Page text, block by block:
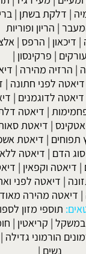
בשתן|בריאות
הריון ופוריות
|הרפס |אלצהיימר
|פרקינסון|
מהירה |דיאטה
חתונה |דיאטה
|דיאטה
|דיאטה דלת
|דיאטת סאות' ביץ'
|דיאטת אשכוליות
| דיאטה ללא גלוטן
וקפאין |דיאטה
דיאטה לפני ואחרי|
מהירה מאוד|
מזון לספורטאים
|קריאטין|חומצות
גדילה |